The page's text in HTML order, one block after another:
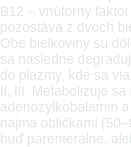
B12 – vnútorný
pozostáva z dvoch
Obe bielkoviny sú
sa následne
do plazmy, kde sa
II, III. Metabolizuje
adenozylkobalamín
najmä obličkami
buď parenterálne,